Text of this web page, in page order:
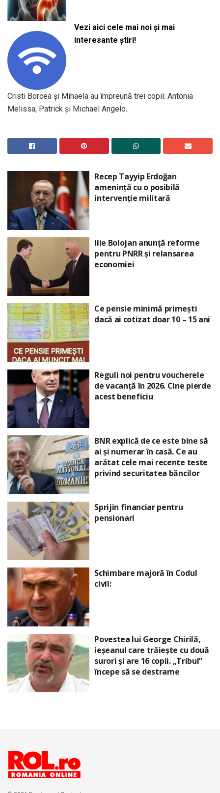
Vezi aici cele mai noi și mai
interesante știri!
Cristi Borcea și Mihaela au împreună trei copii: Antonia
Melissa, Patrick și Michael Angelo.
Recep Tayyip Erdoğan
amenință cu o posibilă
intervenție militară
Ilie Bolojan anunță reforme
pentru PNRR și relansarea
economiei
Ce pensie minimă primești
dacă ai cotizat doar 10 – 15 ani
Reguli noi pentru voucherele
de vacanță în 2026. Cine pierde
acest beneficiu
BNR explică de ce este bine să
ai și numerar în casă. Ce au
arătat cele mai recente teste
privind securitatea băncilor
Sprijin financiar pentru
pensionari
Schimbare majoră în Codul
civil:
Povestea lui George Chirilă,
ieșeanul care trăiește cu două
surori și are 16 copii. „Tribul”
începe să se destrame